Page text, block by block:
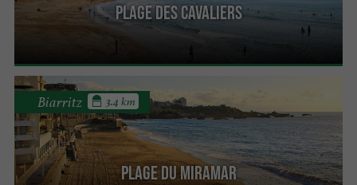
Plage des Cavaliers
Plage du Miramar
Biarritz 3.4 km